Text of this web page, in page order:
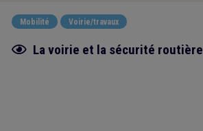
Mobilité Voirie/travaux
Fiche focus
La voirie et la sécurité routière